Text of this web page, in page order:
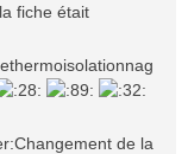
fiche était
de la